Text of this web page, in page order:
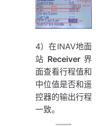
4）在INAV地面
站 Receiver 界
面查看行程值和
中位值是否和遥
控器的输出行程
一致。